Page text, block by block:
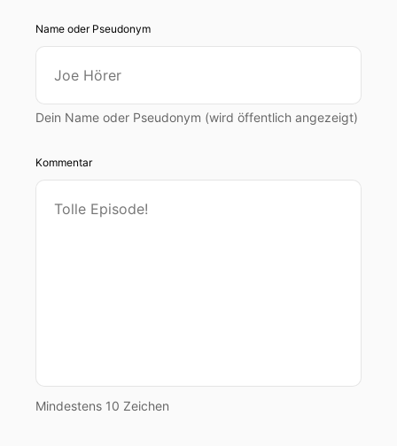
Name oder Pseudonym
Dein Name oder Pseudonym (wird öffentlich angezeigt)
Kommentar
Mindestens 10 Zeichen